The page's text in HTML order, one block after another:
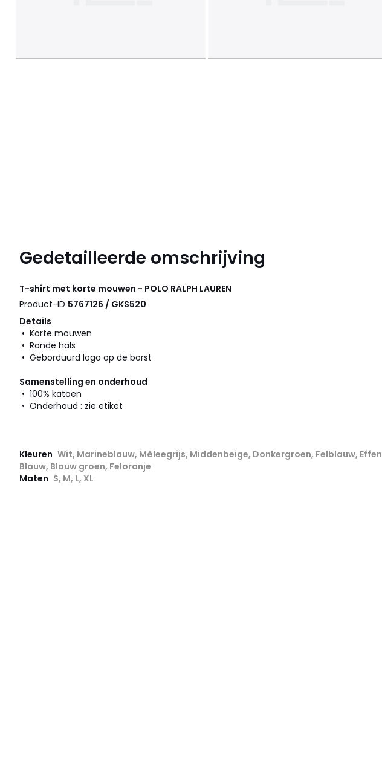
Gedetailleerde omschrijving
T-shirt met korte mouwen - POLO RALPH LAUREN
Product-ID 5767126 / GKS520
Details
• Korte mouwen
• Ronde hals
• Geborduurd logo op de borst
Samenstelling en onderhoud
• 100% katoen
• Onderhoud : zie etiket
Kleuren Wit, Marineblauw, Mêleegrijs, Middenbeige, Donkergroen, Felblauw, Effen
Blauw, Blauw groen, Feloranje
Maten S, M, L, XL